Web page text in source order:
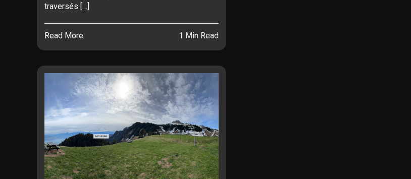
traversés […]
Read More 1 Min Read